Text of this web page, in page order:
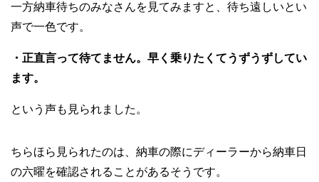
一方納車待ちのみなさんを見てみますと、待ち遠しいとい
声で一色です。
・正直言って待てません。早く乗りたくてうずうずしてい
ます。
という声も見られました。
ちらほら見られたのは、納車の際にディーラーから納車日
の六曜を確認されることがあるそうです。